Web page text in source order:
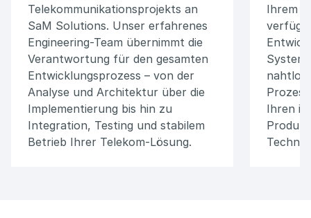
Telekommunikationsprojekts an
SaM Solutions. Unser erfahrenes
Engineering-Team übernimmt die
Verantwortung für den gesamten
Entwicklungsprozess – von der
Analyse und Architektur über die
Implementierung bis hin zu
Integration, Testing und stabilem
Betrieb Ihrer Telekom-Lösung.
Ihrem
nahtlos
Ihren